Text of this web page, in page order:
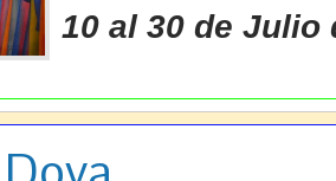
10 al 30 de Julio